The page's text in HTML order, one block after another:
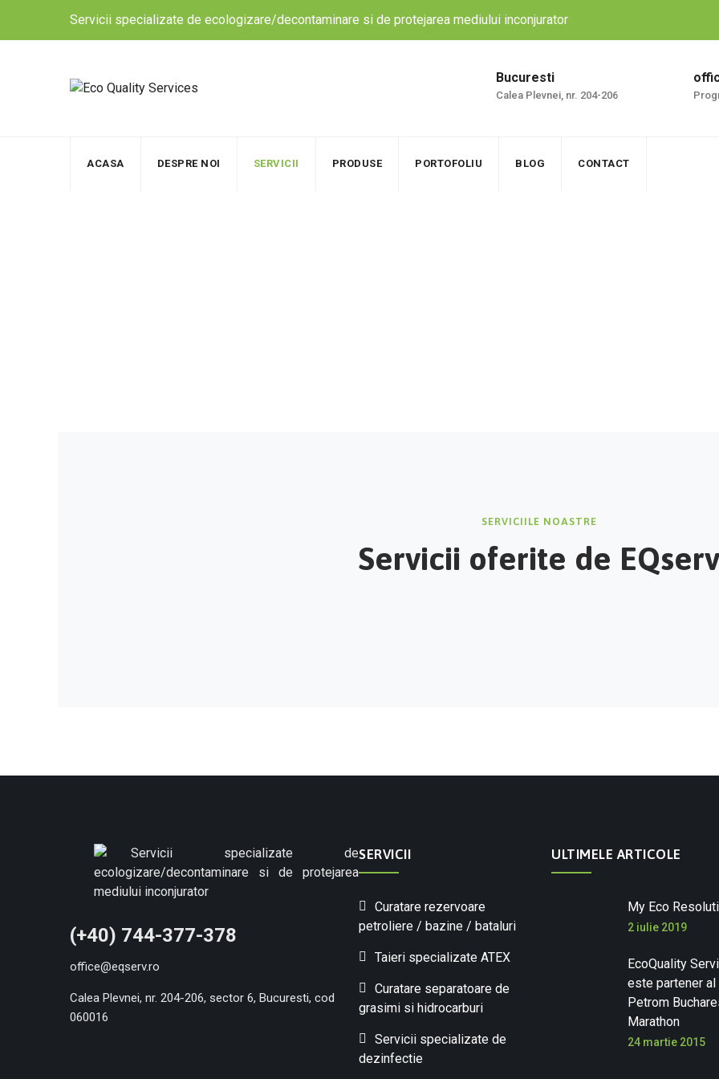
Servicii specializate de ecologizare/decontaminare si de protejarea mediului inconjurator
Bucuresti
Calea Plevnei, nr. 204-206
ACASA DESPRE NOI SERVICII PRODUSE PORTOFOLIU BLOG CONTACT
SERVICIILE NOASTRE
Servicii oferite de EQserv
(+40) 744-377-378
office@eqserv.ro
Calea Plevnei, nr. 204-206, sector 6, Bucuresti, cod
060016
SERVICII
Curatare rezervoare
petroliere / bazine / bataluri
Taieri specializate ATEX
Curatare separatoare de
grasimi si hidrocarburi
Servicii specializate de
dezinfectie
ULTIMELE ARTICOLE
My Eco
2 iulie 2019
EcoQuality
este partener al
Petrom
Marathon
24 martie 2015